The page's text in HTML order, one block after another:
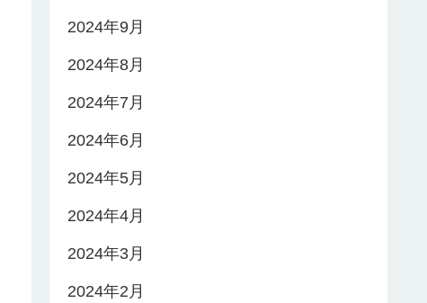
2024年9月
2024年8月
2024年7月
2024年6月
2024年5月
2024年4月
2024年3月
2024年2月